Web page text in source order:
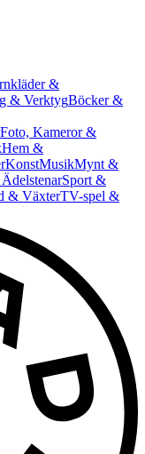
&
& VerktygBöcker &
Foto, Kameror &
Hem &
KonstMusikMynt &
Sport &
& VäxterTV-spel &